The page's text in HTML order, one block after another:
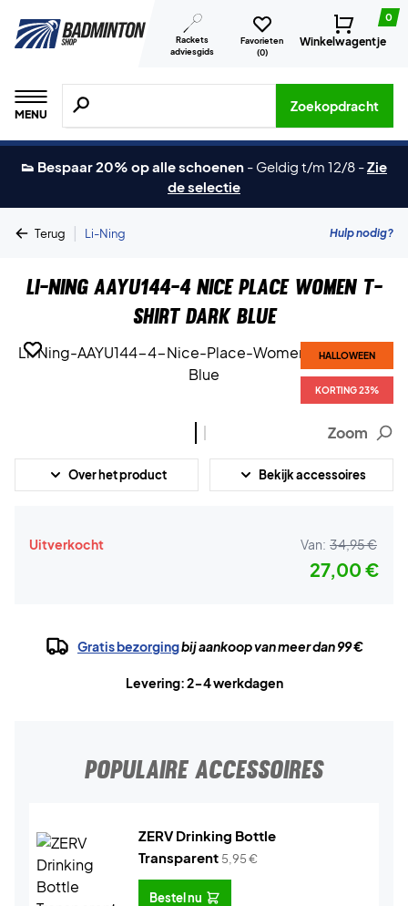
Rackets
adviesgids
Favorieten
(0)
0
Winkelwagentje
MENU
Zoeken naar producten, merken etc.
Zoekopdracht
👟 Bespaar 20% op alle schoenen - Geldig t/m 12/8 -Zie
de selectie
Terug | Li-Ning Hulp nodig?
Li-Ning AAYU144-4 Nice Place Women T-
shirt Dark Blue
HALLOWEEN
KORTING 23%
HALLOWEEN
KORTING 23%
Zoom
Over het product Bekijk accessoires
Uitverkocht Van: 34,95 €
27,00 €
Gratis bezorgingbij aankoop van meer dan 99 €
Levering: 2-4 werkdagen
POPULAIRE ACCESSOIRES
ZERV Drinking Bottle
Transparent 5,95€
Bestel nu